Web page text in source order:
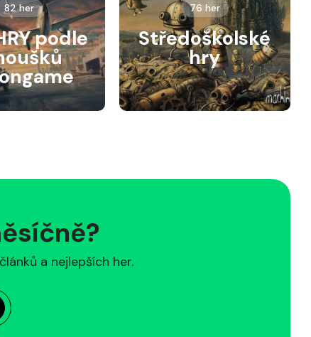
82 her
podle
76 her
Středoškolské
hry
a nejlepších her.